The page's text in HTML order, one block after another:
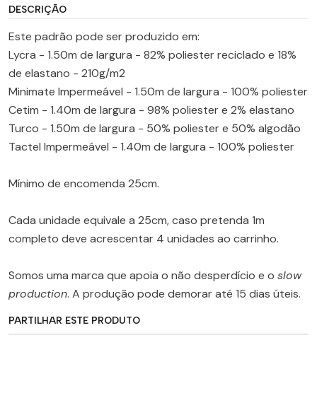
DESCRIÇÃO
Este padrão pode ser produzido em:
Lycra - 1.50m de largura - 82% poliester reciclado e 18%
de elastano - 210g/m2
Minimate Impermeável - 1.50m de largura - 100% poliester
Cetim - 1.40m de largura - 98% poliester e 2% elastano
Turco - 1.50m de largura - 50% poliester e 50% algodão
Tactel Impermeável - 1.40m de largura - 100% poliester
Mínimo de encomenda 25cm.
Cada unidade equivale a 25cm, caso pretenda 1m
completo deve acrescentar 4 unidades ao carrinho.
Somos uma marca que apoia o não desperdício e o slow
production. A produção pode demorar até 15 dias úteis.
PARTILHAR ESTE PRODUTO